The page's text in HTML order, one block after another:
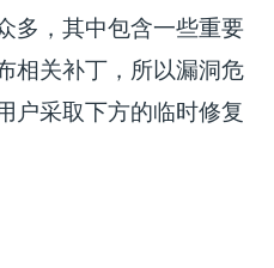
多，其中包含一些重要
相关补丁，所以漏洞危
户采取下方的临时修复